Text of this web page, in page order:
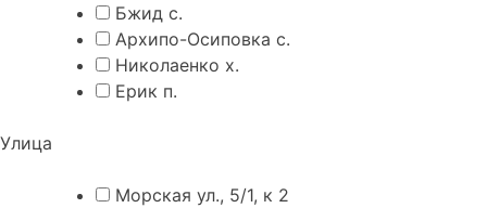
Бжид с.
Архипо-Осиповка с.
Николаенко х.
Ерик п.
Улица
Морская ул., 5/1, к 2